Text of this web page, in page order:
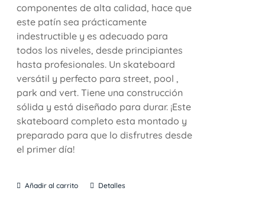
componentes de alta calidad, hace que
este patín sea prácticamente
indestructible y es adecuado para
todos los niveles, desde principiantes
hasta profesionales. Un skateboard
versátil y perfecto para street, pool ,
park and vert. Tiene una construcción
sólida y está diseñado para durar. ¡Este
skateboard completo esta montado y
preparado para que lo disfrutres desde
el primer día!
Añadir al carrito Detalles